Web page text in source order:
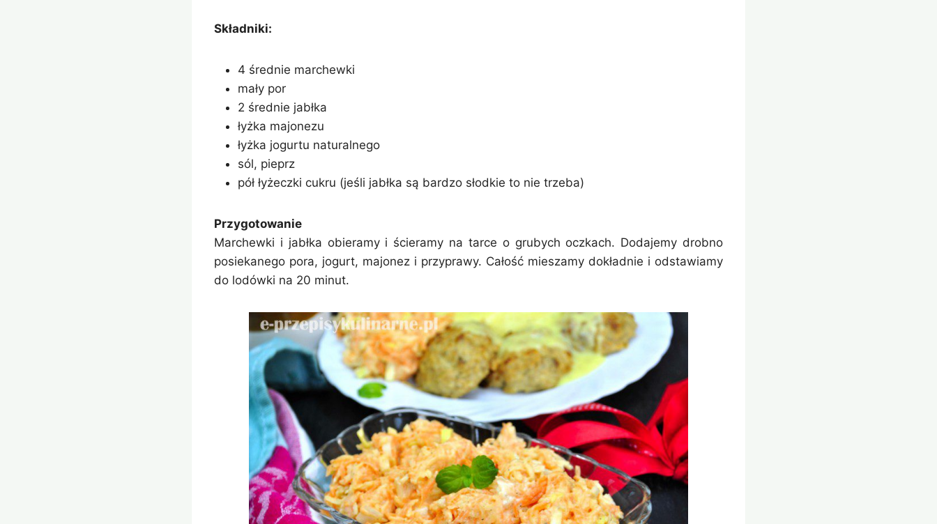
Składniki:
4 średnie marchewki
mały por
2 średnie jabłka
łyżka majonezu
łyżka jogurtu naturalnego
sól, pieprz
pół łyżeczki cukru (jeśli jabłka są bardzo słodkie to nie trzeba)
Przygotowanie
Marchewki i jabłka obieramy i ścieramy na tarce o grubych oczkach. Dodajemy drobno
posiekanego pora, jogurt, majonez i przyprawy. Całość mieszamy dokładnie i odstawiamy
do lodówki na 20 minut.